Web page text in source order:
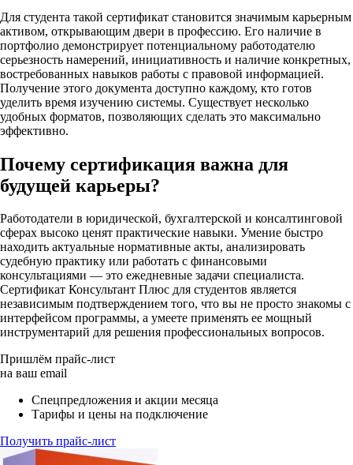
Для студента такой сертификат становится значимым карьерным
активом, открывающим двери в профессию. Его наличие в
портфолио демонстрирует потенциальному работодателю
серьезность намерений, инициативность и наличие конкретных,
востребованных навыков работы с правовой информацией.
Получение этого документа доступно каждому, кто готов
уделить время изучению системы. Существует несколько
удобных форматов, позволяющих сделать это максимально
эффективно.
Почему сертификация важна для
будущей карьеры?
Работодатели в юридической, бухгалтерской и консалтинговой
сферах высоко ценят практические навыки. Умение быстро
находить актуальные нормативные акты, анализировать
судебную практику или работать с финансовыми
консультациями — это ежедневные задачи специалиста.
Сертификат Консультант Плюс для студентов является
независимым подтверждением того, что вы не просто знакомы с
интерфейсом программы, а умеете применять ее мощный
инструментарий для решения профессиональных вопросов.
Пришлём прайс-лист
на ваш email
Спецпредложения и акции месяца
Тарифы и цены на подключение
Получить прайс-лист